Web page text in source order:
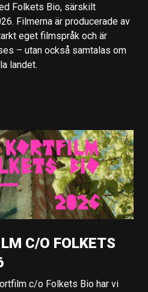
Folkets Bio, särskilt
Filmerna är producerade av
eget filmspråk och är
– utan också samtalas om
landet.
C/O FOLKETS
c/o Folkets Bio har vi